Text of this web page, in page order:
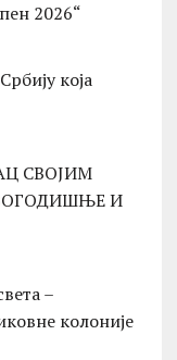
2026“
која
СВОЈИМ
И
–
колоније